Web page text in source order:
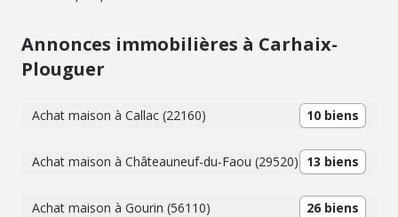
Annonces immobilières à Carhaix-
Plouguer
Achat maison à Callac (22160) 10 biens
Achat maison à Châteauneuf-du-Faou (29520) 13 biens
Achat maison à Gourin (56110) 26 biens